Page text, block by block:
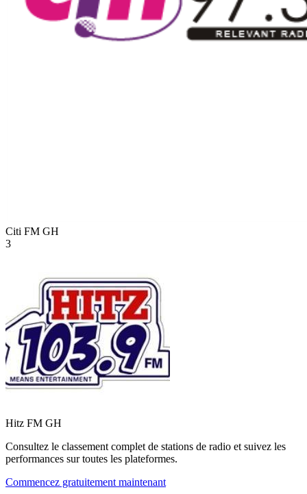
Citi FM GH
3
Hitz FM GH
Consultez le classement complet de stations de radio et suivez les
performances sur toutes les plateformes.
Commencez gratuitement maintenant